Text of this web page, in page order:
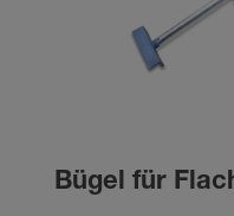
Bügel für